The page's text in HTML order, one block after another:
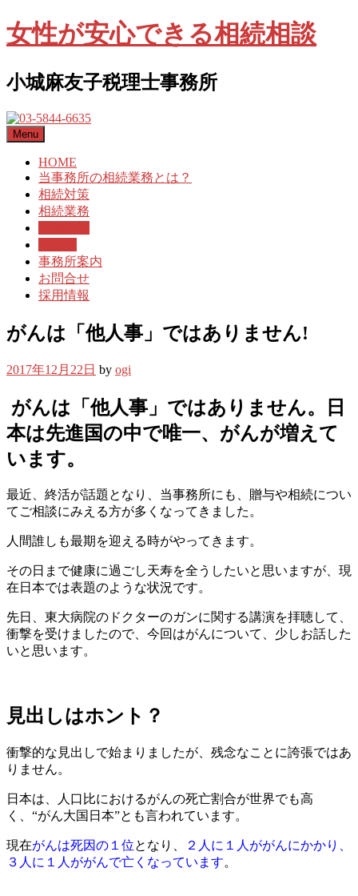
女性が安心できる相続相談
小城麻友子税理士事務所
Menu
HOME
当事務所の相続業務とは？
相続対策
相続業務
事務所案内
お問合せ
採用情報
がんは「他人事」ではありません!
2017年12月22日 by ogi
がんは「他人事」ではありません。日
本は先進国の中で唯一、がんが増えて
います。
最近、終活が話題となり、当事務所にも、贈与や相続につい
てご相談にみえる方が多くなってきました。
人間誰しも最期を迎える時がやってきます。
その日まで健康に過ごし天寿を全うしたいと思いますが、現
在日本では表題のような状況です。
先日、東大病院のドクターのガンに関する講演を拝聴して、
衝撃を受けましたので、今回はがんについて、少しお話した
いと思います。
見出しはホント？
衝撃的な見出しで始まりましたが、残念なことに誇張ではあ
りません。
日本は、人口比におけるがんの死亡割合が世界でも高
く、“がん大国日本”とも言われています。
現在がんは死因の１位となり、
２人に１人ががんにかかり、
３人に１人ががんで亡くなっています。